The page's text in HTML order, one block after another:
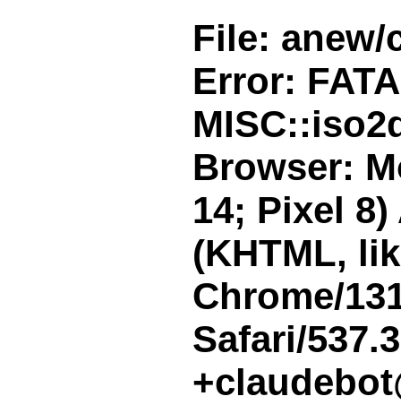
File: anew/
Error:
Browser:
14; Pixel
(KHTML,
Chrome/
Safari/